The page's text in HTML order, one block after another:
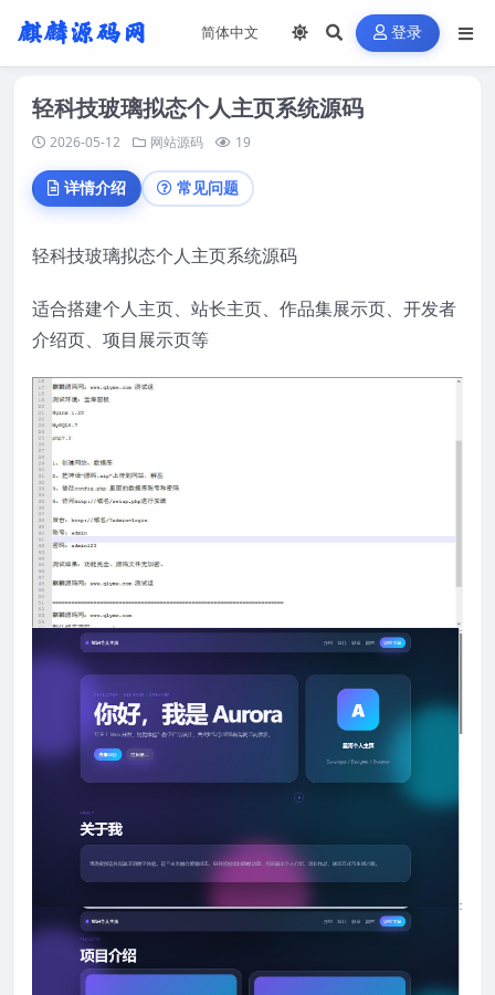
登录
轻科技玻璃拟态个人主页系统源码
2026-05-12 网站源码 19
详情介绍 常见问题
轻科技玻璃拟态个人主页系统源码
适合搭建个人主页、站长主页、作品集展示页、开发者
介绍页、项目展示页等